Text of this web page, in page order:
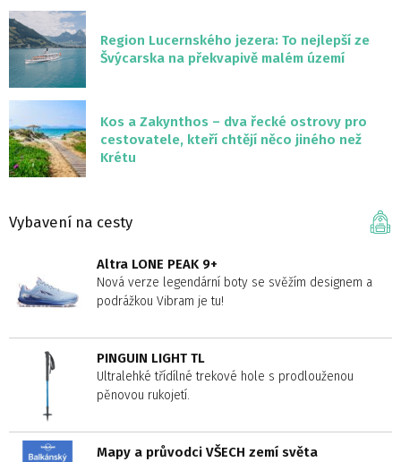
Region Lucernského jezera: To nejlepší ze
Švýcarska na překvapivě malém území
Kos a Zakynthos – dva řecké ostrovy pro
cestovatele, kteří chtějí něco jiného než
Krétu
Vybavení na cesty
Altra LONE PEAK 9+
Nová verze legendární boty se svěžím designem a
podrážkou Vibram je tu!
PINGUIN LIGHT TL
Ultralehké třídílné trekové hole s prodlouženou
pěnovou rukojetí.
Mapy a průvodci VŠECH zemí světa